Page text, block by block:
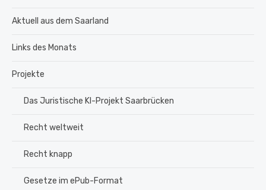
Aktuell aus dem Saarland
Links des Monats
Projekte
Das Juristische KI-Projekt Saarbrücken
Recht weltweit
Recht knapp
Gesetze im ePub-Format